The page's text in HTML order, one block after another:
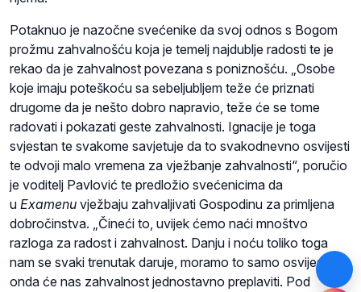
Potaknuo je nazočne svećenike da svoj odnos s Bogom
prožmu zahvalnošću koja je temelj najdublje radosti te je
rekao da je zahvalnost povezana s poniznošću. „Osobe
koje imaju poteškoću sa sebeljubljem teže će priznati
drugome da je nešto dobro napravio, teže će se tome
radovati i pokazati geste zahvalnosti. Ignacije je toga
svjestan te svakome savjetuje da to svakodnevno osvijesti
te odvoji malo vremena za vježbanje zahvalnosti“, poručio
je voditelj Pavlović te predložio svećenicima da
u Examenu vježbaju zahvaljivati Gospodinu za primljena
dobročinstva. „Čineći to, uvijek ćemo naći mnoštvo
razloga za radost i zahvalnost. Danju i noću toliko toga
nam se svaki trenutak daruje, moramo to samo osvijestiti i
onda će nas zahvalnost jednostavno preplaviti. Pod